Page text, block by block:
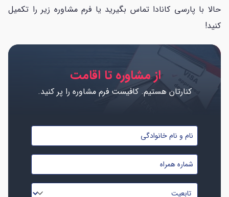
حالا با پارسی کانادا تماس بگیرید یا فرم مشاوره زیر را تکمیل
کنید!
از مشاوره تا اقامت
کنارتان هستیم. کافیست فرم مشاوره را پر کنید.
نام
و
نام
خانوادگی
شماره
موبایل
تابعیت